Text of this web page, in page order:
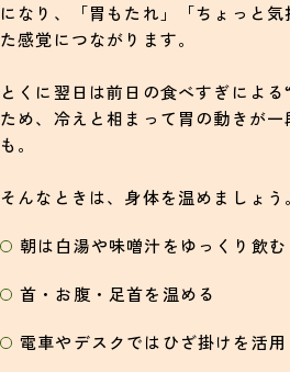
になり、「胃もたれ」「ちょっと気
た感覚につながります。
とくに翌日は前日の食べすぎによ
ため、冷えと相まって胃の動きが一
も。
そんなときは、身体を温めましょう。
朝は白湯や味噌汁をゆっくり飲む
首・お腹・足首を温める
電車やデスクではひざ掛けを活用